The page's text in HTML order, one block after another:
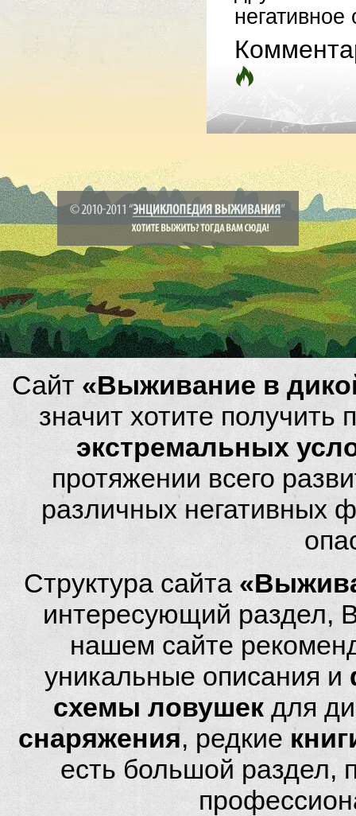
Сайт «Выживание в
значит хотите
экстремальных
протяжении всего
различных негативных
Структура сайта
интересующий раздел,
нашем сайте
уникальные описания и
схемы ловушек для
снаряжения, редкие
есть большой